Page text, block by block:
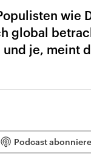
wie
global
je, meint
Podcast